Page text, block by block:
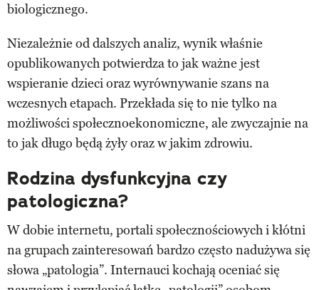
biologicznego.
Niezależnie od dalszych analiz, wynik właśnie
opublikowanych potwierdza to jak ważne jest
wspieranie dzieci oraz wyrównywanie szans na
wczesnych etapach. Przekłada się to nie tylko na
możliwości społecznoekonomiczne, ale zwyczajnie na
to jak długo będą żyły oraz w jakim zdrowiu.
Rodzina dysfunkcyjna czy
patologiczna?
W dobie internetu, portali społecznościowych i kłótni
na grupach zainteresowań bardzo często nadużywa się
słowa „patologia”. Internauci kochają oceniać się